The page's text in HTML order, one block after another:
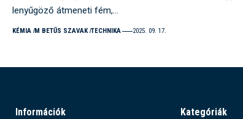
lenyűgöző átmeneti fém,…
KÉMIA M BETŰS SZAVAK TECHNIKA 2025. 09. 17.
Információk Kategóriák